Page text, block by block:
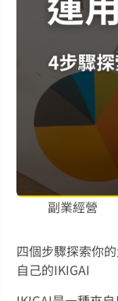
副業經營
四個步驟探索你
自己的IKIGAI